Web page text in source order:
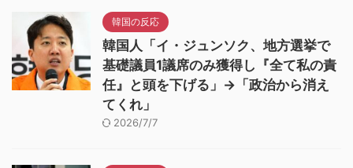
韓国の反応
韓国人「イ・ジュンソク、地方選挙で
基礎議員1議席のみ獲得し『全て私の責
任』と頭を下げる」→「政治から消え
てくれ」
2026/7/7